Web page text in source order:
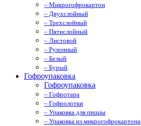
– Микрогофрокартон
– Двухслойный
– Трехслойный
– Пятислойный
– Листовой
– Рулонный
– Белый
– Бурый
Гофроупаковка
Гофроупаковка
– Гофротара
– Гофролотки
– Упаковка для пиццы
– Упаковка из микрогофрокартона